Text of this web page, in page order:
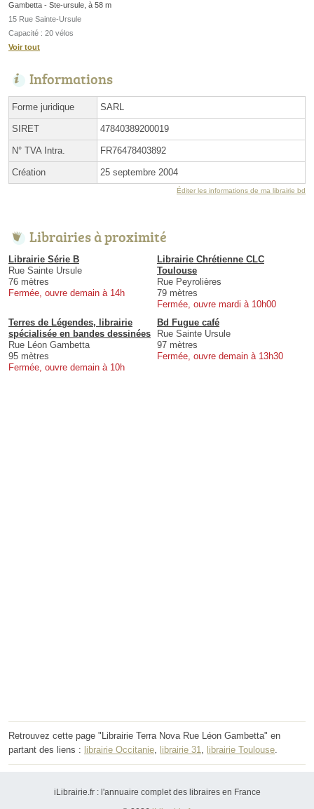
Gambetta - Ste-ursule, à 58 m
15 Rue Sainte-Ursule
Capacité : 20 vélos
Voir tout
Informations
Forme juridique SARL
SIRET 47840389200019
N° TVA Intra. FR76478403892
Création 25 septembre 2004
Éditer les informations de ma librairie bd
Librairies à proximité
Librairie Série B
Rue Sainte Ursule
76 mètres
Fermée, ouvre demain à 14h
Librairie Chrétienne CLC
Toulouse
Rue Peyrolières
79 mètres
Fermée, ouvre mardi à 10h00
Terres de Légendes, librairie
spécialisée en bandes dessinées
Rue Léon Gambetta
95 mètres
Fermée, ouvre demain à 10h
Bd Fugue café
Rue Sainte Ursule
97 mètres
Fermée, ouvre demain à 13h30
Retrouvez cette page "Librairie Terra Nova Rue Léon Gambetta" en
partant des liens : librairie Occitanie, librairie 31, librairie Toulouse.
iLibrairie.fr : l'annuaire complet des libraires en France